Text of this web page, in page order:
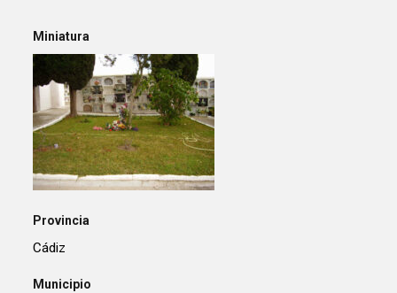
Miniatura
Provincia
Cádiz
Municipio